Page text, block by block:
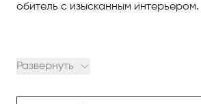
обитель с изысканным интерьером.
Современные линии
Развернуть